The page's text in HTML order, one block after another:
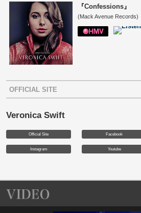
『Confessions』
(Mack Avenue Records)
OFFICIAL SITE
Veronica Swift
Official Site Facebook
Instagram Youtube